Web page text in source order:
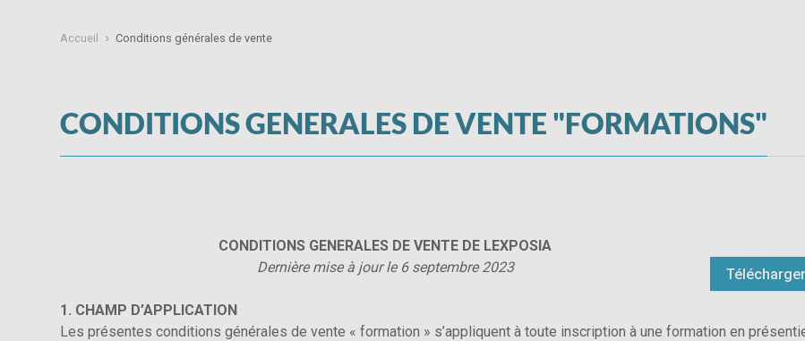
Accueil Conditions générales de vente
CONDITIONS GENERALES DE VENTE "FORMATIONS"
CONDITIONS GENERALES DE VENTE DE LEXPOSIA
Dernière mise à jour le 6 septembre 2023
1. CHAMP D’APPLICATION
Les présentes conditions générales de vente « formation » s’appliquent à toute inscription à une formation en